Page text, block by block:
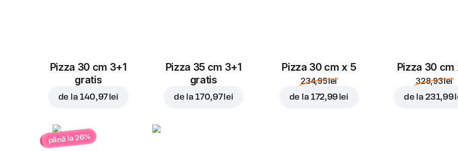
Pizza 30 cm 3+1
gratis
de la 140,97 lei
Pizza 35 cm 3+1
gratis
de la170,97 lei
Pizza 30 cm x 5
234,95 lei
de la 172,99 lei
Pizza 30 cm
328,93 lei
de la231,99
până la 26%